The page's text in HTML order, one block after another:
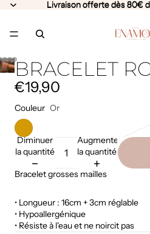
Livraison offerte dès 80€
Livraison offerte dès 80€
BRACELET
€19,90
Couleur Or
Diminuer
la quantité
Augmenter
la quantité
Bracelet grosses mailles
• Longueur : 16cm + 3cm réglable
• Hypoallergénique
• Résiste à l'eau et ne noircit pas